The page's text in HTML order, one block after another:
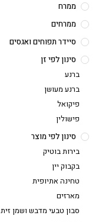
ממרח
ממרחים
סיידר תפוחים ואגסים
סינון לפי זן
ברנע
ברנע מעושן
פיקואל
פישולין
סינון לפי מוצר
בירות בוטיק
בקבוק יין
טחינה אתיופית
מארזים
סבון טבעי מדבש ושמן זית